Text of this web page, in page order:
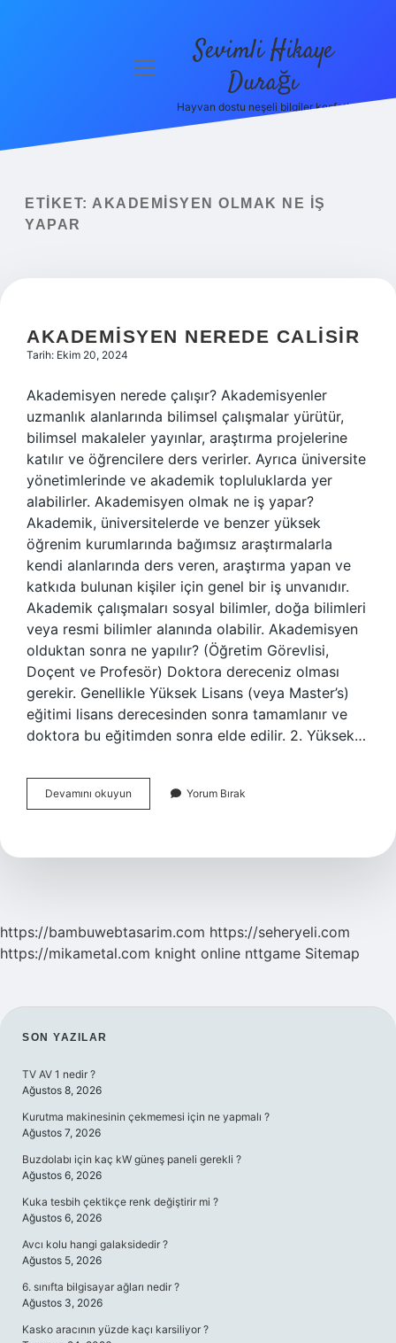
Yasal Uyarı
menüyü
Sevimli Hikaye
Durağı
Hayvan dostu neşeli bilgiler keşfet!
ETIKET: AKADEMISYEN OLMAK NE IŞ
YAPAR
AKADEMISYEN NEREDE CALISIR
Tarih: Ekim 20, 2024
Akademisyen nerede çalışır? Akademisyenler
uzmanlık alanlarında bilimsel çalışmalar yürütür,
bilimsel makaleler yayınlar, araştırma projelerine
katılır ve öğrencilere ders verirler. Ayrıca üniversite
yönetimlerinde ve akademik topluluklarda yer
alabilirler. Akademisyen olmak ne iş yapar?
Akademik, üniversitelerde ve benzer yüksek
öğrenim kurumlarında bağımsız araştırmalarla
kendi alanlarında ders veren, araştırma yapan ve
katkıda bulunan kişiler için genel bir iş unvanıdır.
Akademik çalışmaları sosyal bilimler, doğa bilimleri
veya resmi bilimler alanında olabilir. Akademisyen
olduktan sonra ne yapılır? (Öğretim Görevlisi,
Doçent ve Profesör) Doktora dereceniz olması
gerekir. Genellikle Yüksek Lisans (veya Master’s)
eğitimi lisans derecesinden sonra tamamlanır ve
doktora bu eğitimden sonra elde edilir. 2. Yüksek…
Devamını okuyun Akademisyen
Nerede
Yorum Bırak
https://bambuwebtasarim.com https://seheryeli.com
https://mikametal.com knight online nttgame Sitemap
SIDEBAR
SON YAZILAR
TV AV 1 nedir ?
Ağustos 8, 2026
Kurutma makinesinin çekmemesi için ne yapmalı ?
Ağustos 7, 2026
Buzdolabı için kaç kW güneş paneli gerekli ?
Ağustos 6, 2026
Kuka tesbih çektikçe renk değiştirir mi ?
Ağustos 6, 2026
Avcı kolu hangi galaksidedir ?
Ağustos 5, 2026
6. sınıfta bilgisayar ağları nedir ?
Ağustos 3, 2026
Kasko aracının yüzde kaçı karsiliyor ?